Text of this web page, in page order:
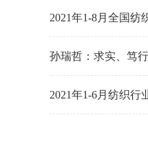
2021年1-8月全国纺
孙瑞哲：求实、笃
2021年1-6月纺织行